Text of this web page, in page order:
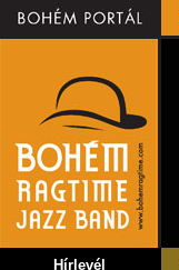
Hírlevél